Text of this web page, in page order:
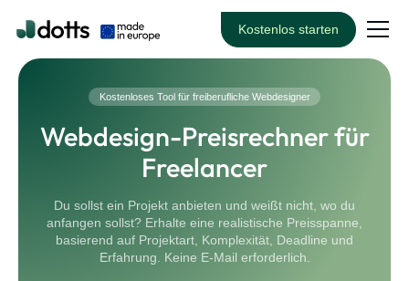
Kostenlos starten
Kostenloses Tool für freiberufliche Webdesigner
Webdesign-Preisrechner für
Freelancer
Du sollst ein Projekt anbieten und weißt nicht, wo du
anfangen sollst? Erhalte eine realistische Preisspanne,
basierend auf Projektart, Komplexität, Deadline und
Erfahrung. Keine E-Mail erforderlich.